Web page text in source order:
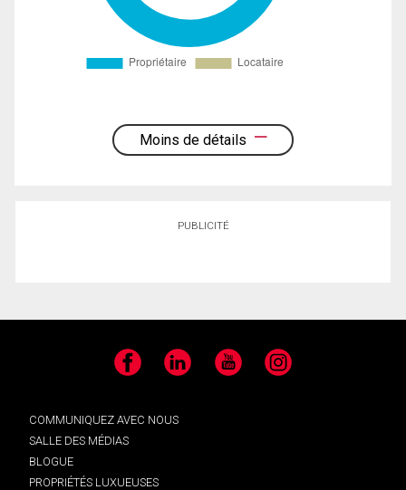
Moins de détails
PUBLICITÉ
Facebook LinkedIn YouTube Instagram
COMMUNIQUEZ AVEC NOUS
SALLE DES MÉDIAS
BLOGUE
PROPRIÉTÉS LUXUEUSES